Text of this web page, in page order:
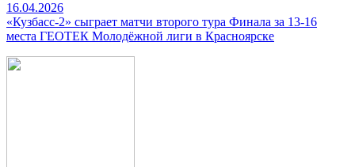
16.04.2026
«Кузбасс-2» сыграет матчи второго тура Финала за 13-16
места ГЕОТЕК Молодёжной лиги в Красноярске